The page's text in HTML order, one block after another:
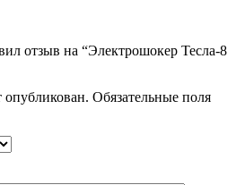
отзыв на “Электрошокер Тесла-8
опубликован. Обязательные поля